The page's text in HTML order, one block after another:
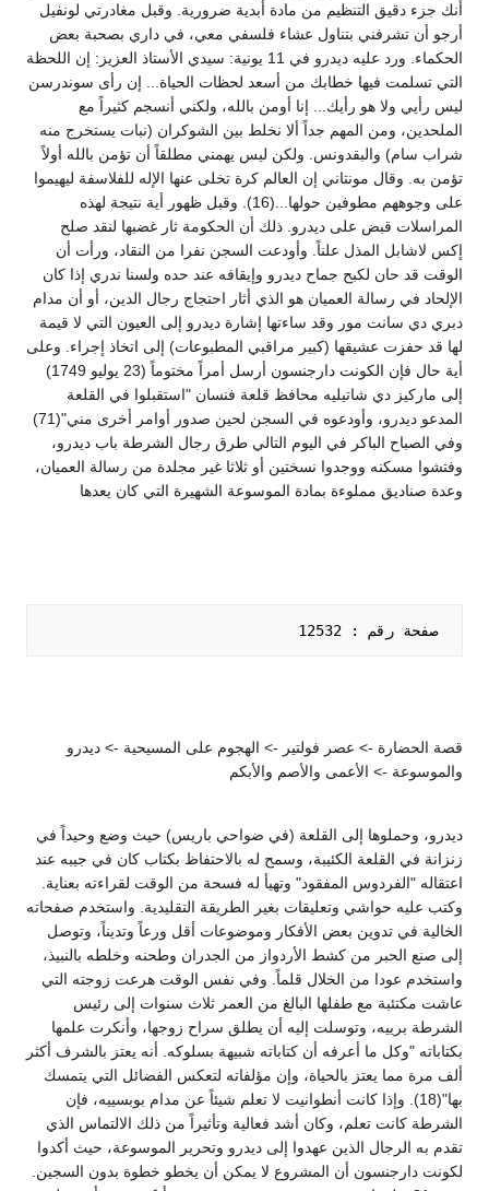
أنك جزء دقيق التنظيم من مادة أبدية ضرورية. وقبل مغادرتي لونفيل
أرجو أن تشرفني بتناول عشاء فلسفي معي، في داري بصحبة بعض
الحكماء. ورد عليه ديدرو في 11 يونية: سيدي الأستاذ العزيز: إن اللحظة
التي تسلمت فيها خطابك من أسعد لحظات الحياة... إن رأى سوندرسن
ليس رأيي ولا هو رأيك... إنا أومن بالله، ولكني أنسجم كثيراً مع
الملحدين، ومن المهم جداً ألا نخلط بين الشوكران (نبات يستخرج منه
شراب سام) والبقدونس. ولكن ليس يهمني مطلقاً أن تؤمن بالله أولاً
تؤمن به. وقال مونتاني إن العالم كرة تخلى عنها الإله للفلاسفة ليهيموا
على وجوههم مطوفين حولها...(16). وقبل ظهور أية نتيجة لهذه
المراسلات قبض على ديدرو. ذلك أن الحكومة ثار غضبها لنقد صلح
إكس لاشابل المذل علناً. وأودعت السجن نفرا من النقاد، ورأت أن
الوقت قد حان لكبح جماح ديدرو وإيقافه عند حده ولسنا ندري إذا كان
الإلحاد في رسالة العميان هو الذي أثار احتجاج رجال الدين، أو أن مدام
دبري دي سانت مور وقد ساءتها إشارة ديدرو إلى العيون التي لا قيمة
لها قد حفزت عشيقها (كبير مراقبي المطبوعات) إلى اتخاذ إجراء. وعلى
أية حال فإن الكونت دارجنسون أرسل أمراً مختوماً (23 يوليو 1749)
إلى ماركيز دي شاتيليه محافظ قلعة فنسان "استقبلوا في القلعة
المدعو ديدرو، وأودعوه في السجن لحين صدور أوامر أخرى مني"(71)
وفي الصباح الباكر في اليوم التالي طرق رجال الشرطة باب ديدرو،
وفتشوا مسكنه ووجدوا نسختين أو ثلاثا غير مجلدة من رسالة العميان،
وعدة صناديق مملوءة بمادة الموسوعة الشهيرة التي كان يعدها
صفحة رقم : 12532
قصة الحضارة -> عصر فولتير -> الهجوم على المسيحية -> ديدرو
والموسوعة -> الأعمى والأصم والأبكم
ديدرو، وحملوها إلى القلعة (في ضواحي باريس) حيث وضع وحيداً في
زنزانة في القلعة الكئيبة، وسمح له بالاحتفاظ بكتاب كان في جيبه عند
اعتقاله "الفردوس المفقود" وتهيأ له فسحة من الوقت لقراءته بعناية.
وكتب عليه حواشي وتعليقات بغير الطريقة التقليدية. واستخدم صفحاته
الخالية في تدوين بعض الأفكار وموضوعات أقل ورعاً وتديناً، وتوصل
إلى صنع الحبر من كشط الأردواز من الجدران وطحنه وخلطه بالنبيذ،
واستخدم عودا من الخلال قلماً. وفي نفس الوقت هرعت زوجته التي
عاشت مكتئبة مع طفلها البالغ من العمر ثلاث سنوات إلى رئيس
الشرطة برييه، وتوسلت إليه أن يطلق سراح زوجها، وأنكرت علمها
بكتاباته "وكل ما أعرفه أن كتاباته شبيهة بسلوكه. أنه يعتز بالشرف أكثر
ألف مرة مما يعتز بالحياة، وإن مؤلفاته لتعكس الفضائل التي يتمسك
بها"(18). وإذا كانت أنطوانيت لا تعلم شيئاً عن مدام بوبسييه، فإن
الشرطة كانت تعلم، وكان أشد فعالية وتأثيراً من ذلك الالتماس الذي
تقدم به الرجال الذين عهدوا إلى ديدرو وتحرير الموسوعة، حيث أكدوا
لكونت دارجنسون أن المشروع لا يمكن أن يخطو خطوة بدون السجين.